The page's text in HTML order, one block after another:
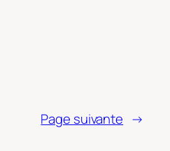
Page suivante →